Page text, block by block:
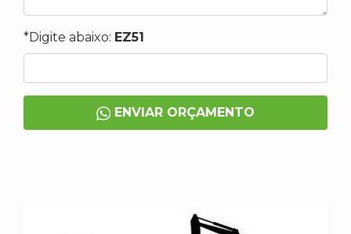
*Digite abaixo: EZ51
ENVIAR ORÇAMENTO